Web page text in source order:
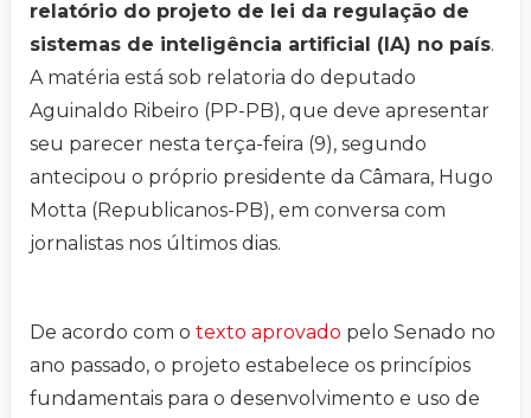
relatório do projeto de lei da regulação de
sistemas de inteligência artificial (IA) no país.
A matéria está sob relatoria do deputado
Aguinaldo Ribeiro (PP-PB), que deve apresentar
seu parecer nesta terça-feira (9), segundo
antecipou o próprio presidente da Câmara, Hugo
Motta (Republicanos-PB), em conversa com
jornalistas nos últimos dias.
De acordo com o texto aprovado pelo Senado no
ano passado, o projeto estabelece os princípios
fundamentais para o desenvolvimento e uso de